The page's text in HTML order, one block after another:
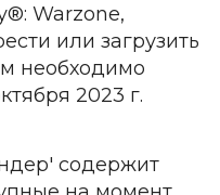
Warzone,
или загрузить
необходимо
2023 г.
содержит